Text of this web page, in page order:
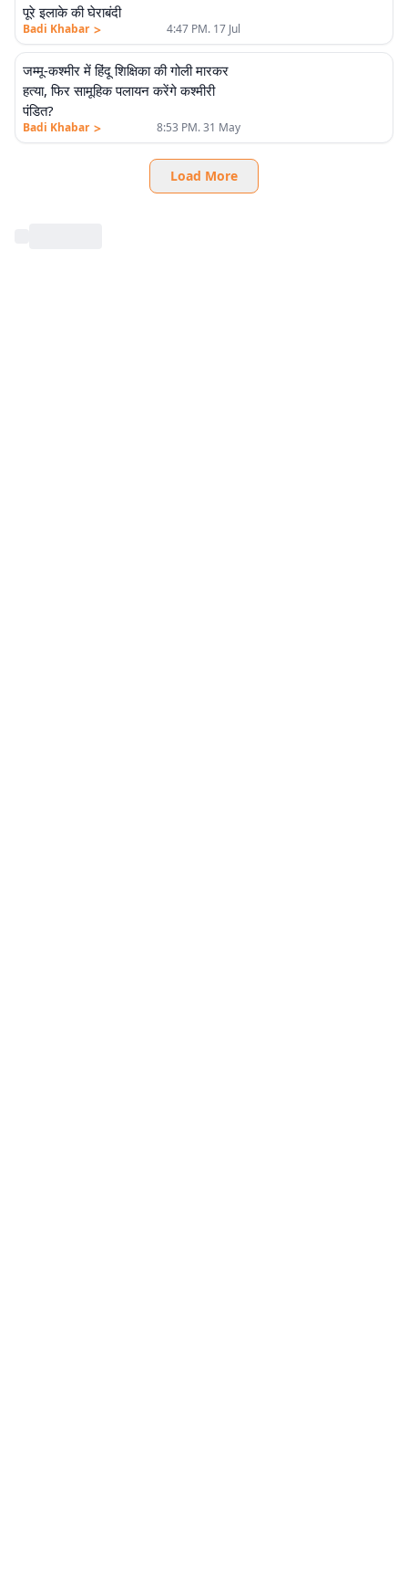
पूरे इलाके की घेराबंदी
Badi Khabar > 4:47 PM. 17 Jul
जम्मू-कश्मीर में हिंदू शिक्षिका की गोली मारकर
हत्या, फिर सामूहिक पलायन करेंगे कश्मीरी
पंडित?
Badi Khabar > 8:53 PM. 31 May
Load More